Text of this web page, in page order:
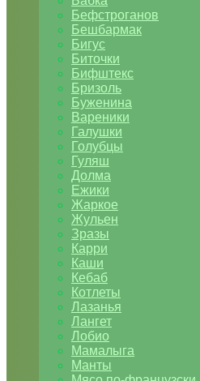
Бефстроганов
Бешбармак
Бигус
Биточки
Бифштекс
Бризоль
Буженина
Вареники
Галушки
Голубцы
Гуляш
Долма
Ежики
Жаркое
Жульен
Зразы
Карри
Каши
Кебаб
Котлеты
Лазанья
Лангет
Лобио
Мамалыга
Манты